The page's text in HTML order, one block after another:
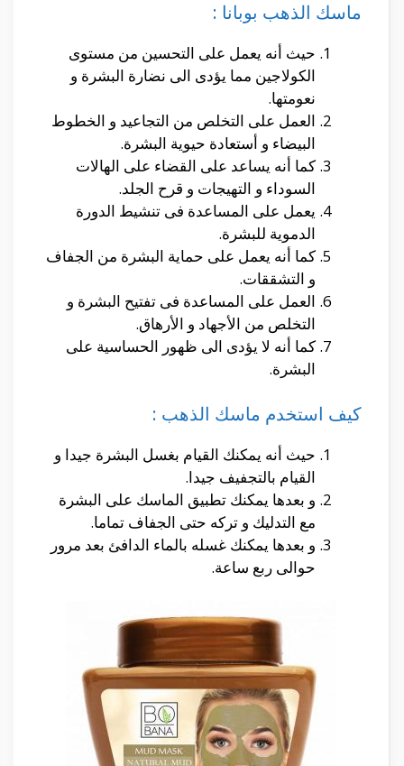
ماسك الذهب بوبانا :
حيث أنه يعمل على التحسين من مستوى
الكولاجين مما يؤدى الى نضارة البشرة و
نعومتها.
العمل على التخلص من التجاعيد و الخطوط
البيضاء و أستعادة حيوية البشرة.
كما أنه يساعد على القضاء على الهالات
السوداء و التهيجات و قرح الجلد.
يعمل على المساعدة فى تنشيط الدورة
الدموية للبشرة.
كما أنه يعمل على حماية البشرة من الجفاف
و التشققات.
العمل على المساعدة فى تفتيح البشرة و
التخلص من الأجهاد و الأرهاق.
كما أنه لا يؤدى الى ظهور الحساسية على
البشرة.
كيف استخدم ماسك الذهب :
حيث أنه يمكنك القيام بغسل البشرة جيدا و
القيام بالتجفيف جيدا.
و بعدها يمكنك تطبيق الماسك على البشرة
مع التدليك و تركه حتى الجفاف تماما.
و بعدها يمكنك غسله بالماء الدافئ بعد مرور
حوالى ربع ساعة.